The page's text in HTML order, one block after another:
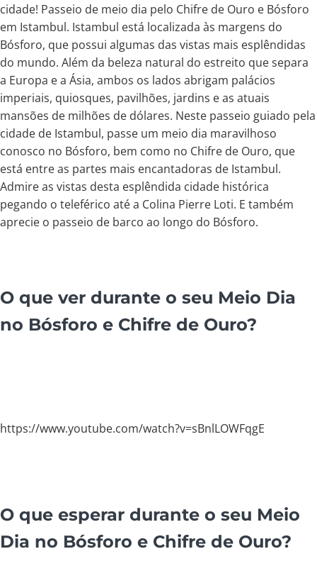
cidade! Passeio de meio dia pelo Chifre de Ouro e Bósforo
em Istambul. Istambul está localizada às margens do
Bósforo, que possui algumas das vistas mais esplêndidas
do mundo. Além da beleza natural do estreito que separa
a Europa e a Ásia, ambos os lados abrigam palácios
imperiais, quiosques, pavilhões, jardins e as atuais
mansões de milhões de dólares. Neste passeio guiado pela
cidade de Istambul, passe um meio dia maravilhoso
conosco no Bósforo, bem como no Chifre de Ouro, que
está entre as partes mais encantadoras de Istambul.
Admire as vistas desta esplêndida cidade histórica
pegando o teleférico até a Colina Pierre Loti. E também
aprecie o passeio de barco ao longo do Bósforo.
O que ver durante o seu Meio Dia
no Bósforo e Chifre de Ouro?
https://www.youtube.com/watch?v=sBnlLOWFqgE
O que esperar durante o seu Meio
Dia no Bósforo e Chifre de Ouro?